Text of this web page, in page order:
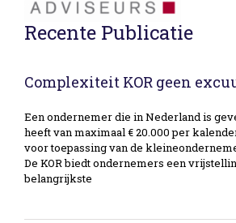
Recente Publicatie
Complexiteit KOR geen
Een ondernemer die in Nederland is
heeft van maximaal € 20.000 per
voor toepassing van de
De KOR biedt ondernemers een
belangrijkste